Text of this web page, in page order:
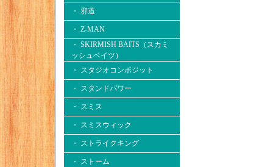
・ 邪道
・ Z-MAN
・ SKIRMISH BAITS（スカミ
ッシュベイツ）
・ スタジオコンポジット
・ スタンドパワー
・ スミス
・ スミスウィック
・ ストライクキング
・ ストーム